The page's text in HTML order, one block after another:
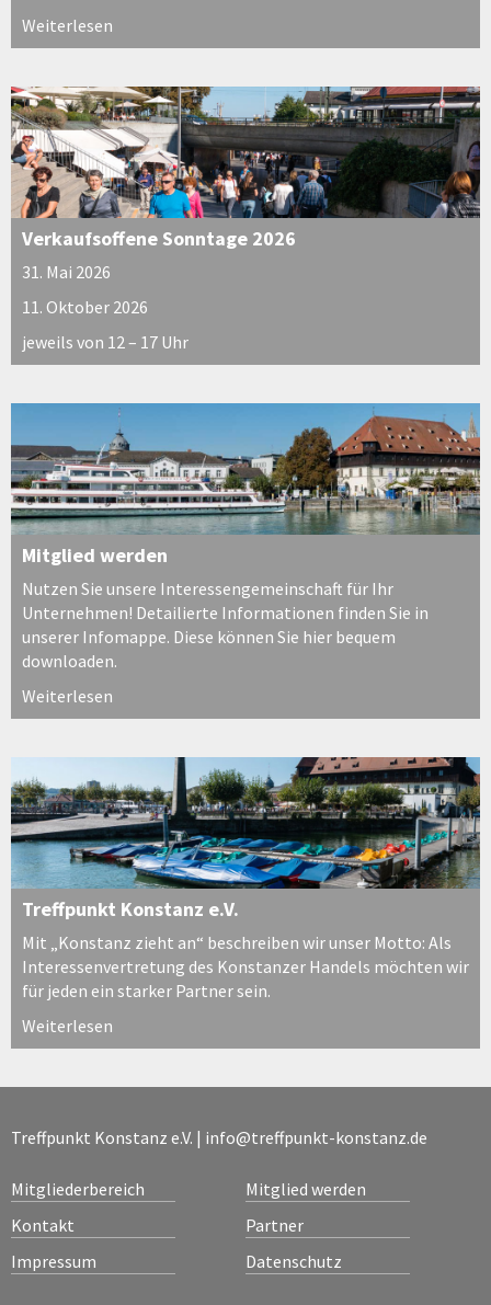
Weiterlesen
Verkaufsoffene Sonntage 2026
31. Mai 2026
11. Oktober 2026
jeweils von 12 – 17 Uhr
Mitglied werden
Nutzen Sie unsere Interessengemeinschaft für Ihr
Unternehmen! Detailierte Informationen finden Sie in
unserer Infomappe. Diese können Sie hier bequem
downloaden.
Weiterlesen
Treffpunkt Konstanz e.V.
Mit „Konstanz zieht an“ beschreiben wir unser Motto: Als
Interessenvertretung des Konstanzer Handels möchten wir
für jeden ein starker Partner sein.
Weiterlesen
Treffpunkt Konstanz e.V. | info@treffpunkt-konstanz.de
Mitgliederbereich
Mitglied werden
Kontakt
Partner
Impressum
Datenschutz